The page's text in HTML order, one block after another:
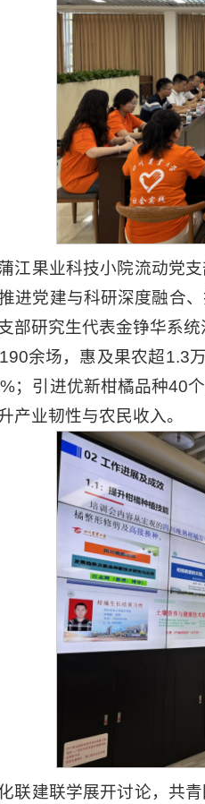
江果业科技小院流动党
进党建与科研深度融合
部研究生代表金铮华系
余场，惠及果农超1.3
；引进优新柑橘品种40
产业韧性与农民收入。
联建联学展开讨论，共